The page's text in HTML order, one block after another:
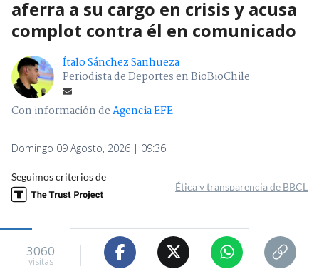
aferra a su cargo en crisis y acusa
complot contra él en comunicado
Ítalo Sánchez Sanhueza
Periodista de Deportes en BioBioChile
Con información deAgencia EFE
Domingo 09 Agosto, 2026 | 09:36
Seguimos criterios de
Ética y transparencia de BBCL
3060
visitas